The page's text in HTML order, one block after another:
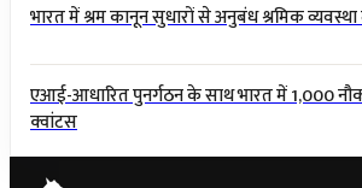
भारत में श्रम कानून सुधारों से अनुबंध श्रमिक व्यवस्था
एआई-आधारित पुनर्गठन के साथ भारत में 1,000
क्वांटस